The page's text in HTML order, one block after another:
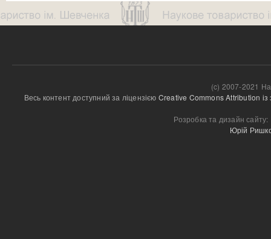
(c) 2007-2021
Весь контент доступний за ліцензією Creative Commons Attribution
Розробка та дизайн сайту:
Юрій